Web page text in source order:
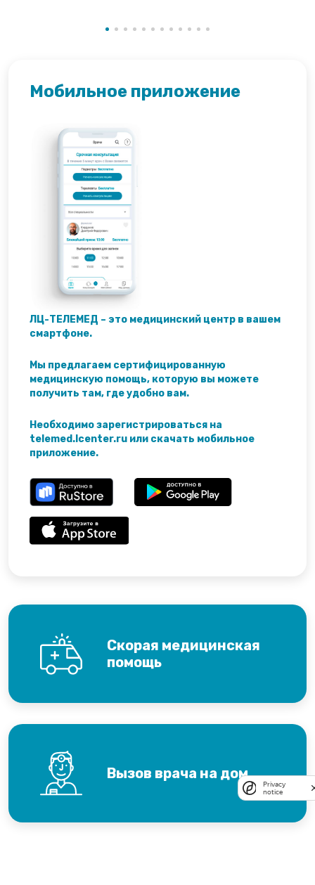
Мобильное приложение
ЛЦ-ТЕЛЕМЕД – это медицинский центр в вашем
смартфоне.
Мы предлагаем сертифицированную
медицинскую помощь, которую вы можете
получить там, где удобно вам.
Необходимо зарегистрироваться на
telemed.lcenter.ru или скачать мобильное
приложение.
Скорая медицинская
помощь
Вызов врача на дом
Privacy
notice